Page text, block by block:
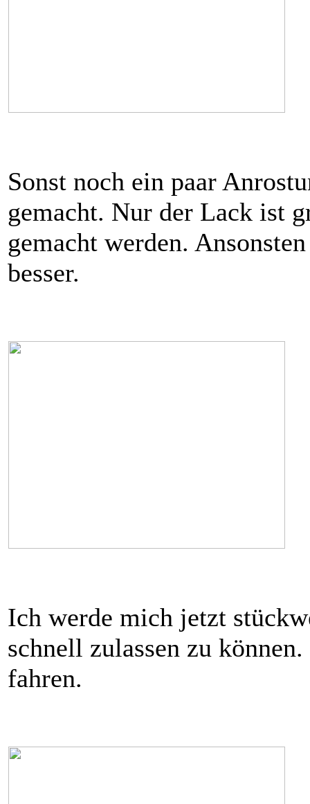
Sonst noch ein paar
gemacht. Nur der Lack ist
gemacht werden.
besser.
Ich werde mich jetzt
schnell zulassen zu
fahren.